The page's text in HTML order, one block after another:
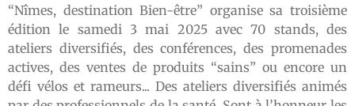
“Nîmes, destination Bien-être” organise sa troisième
édition le samedi 3 mai 2025 avec 70 stands, des
ateliers diversifiés, des conférences, des promenades
actives, des ventes de produits “sains” ou encore un
défi vélos et rameurs... Des ateliers diversifiés animés